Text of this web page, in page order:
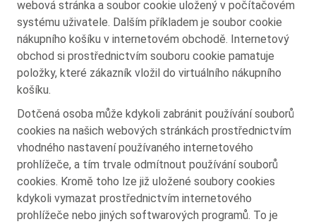
webová stránka a soubor cookie uložený v počítačovém
systému uživatele. Dalším příkladem je soubor cookie
nákupního košíku v internetovém obchodě. Internetový
obchod si prostřednictvím souboru cookie pamatuje
položky, které zákazník vložil do virtuálního nákupního
košíku.
Dotčená osoba může kdykoli zabránit používání souborů
cookies na našich webových stránkách prostřednictvím
vhodného nastavení používaného internetového
prohlížeče, a tím trvale odmítnout používání souborů
cookies. Kromě toho lze již uložené soubory cookies
kdykoli vymazat prostřednictvím internetového
prohlížeče nebo jiných softwarových programů. To je